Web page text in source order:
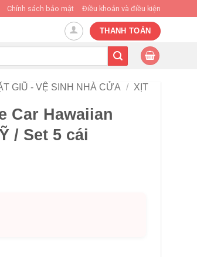
Chính sách bảo mật Điều khoản và điều kiện
THANH TOÁN
GIŨ - VỆ SINH NHÀ CỬA / XỊT
Car Hawaiian
/ Set 5 cái